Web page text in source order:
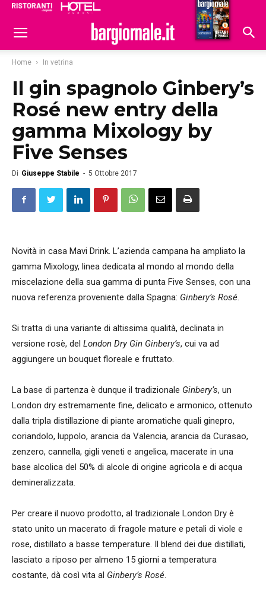
Hoteldomani
Home In vetrina
Il gin spagnolo Ginbery’s
Rosé new entry della
gamma Mixology by
Five Senses
Di Giuseppe Stabile - 5 Ottobre 2017
Novità in casa Mavi Drink. L’azienda campana ha ampliato la
gamma Mixology, linea dedicata al mondo al mondo della
miscelazione della sua gamma di punta Five Senses, con una
nuova referenza proveniente dalla Spagna: Ginbery’s Rosé.
Si tratta di una variante di altissima qualità, declinata in
versione rosè, del London Dry Gin Ginbery’s, cui va ad
aggiungere un bouquet floreale e fruttato.
La base di partenza è dunque il tradizionale Ginbery’s, un
London dry estremamente fine, delicato e armonico, ottenuto
dalla tripla distillazione di piante aromatiche quali ginepro,
coriandolo, luppolo, arancia da Valencia, arancia da Curasao,
zenzero, cannella, gigli veneti e angelica, macerate in una
base alcolica del 50% di alcole di origine agricola e di acqua
demineralizzata.
Per creare il nuovo prodotto, al tradizionale London Dry è
stato unito un macerato di fragole mature e petali di viole e
rose, distillato a basse temperature. Il blend dei due distillati,
lasciato a riposo per almeno 15 giorni a temperatura
costante, dà così vita al Ginbery’s Rosé.